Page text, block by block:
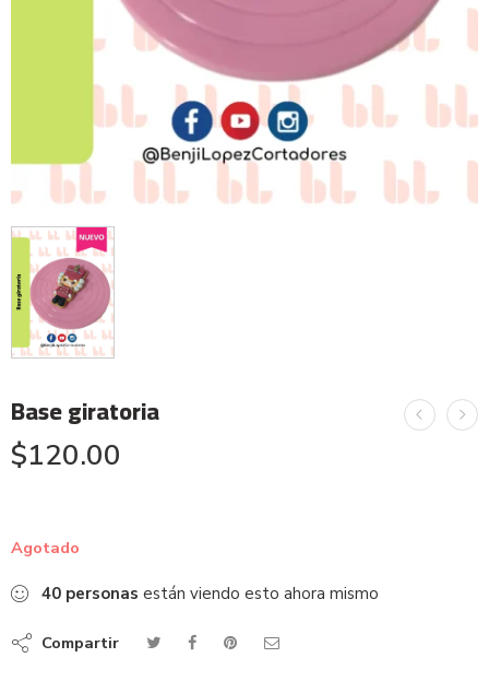
Base giratoria
$120.00
Agotado
40 personas están viendo esto ahora mismo
Compartir